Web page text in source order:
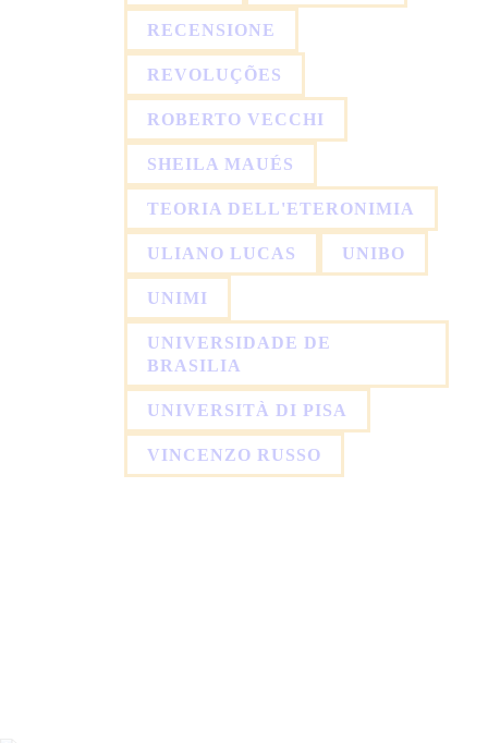
RECENSIONE
REVOLUÇÕES
ROBERTO VECCHI
SHEILA MAUÉS
TEORIA DELL'ETERONIMIA
ULIANO LUCAS UNIBO
UNIMI
UNIVERSIDADE DE
BRASILIA
UNIVERSITÀ DI PISA
VINCENZO RUSSO